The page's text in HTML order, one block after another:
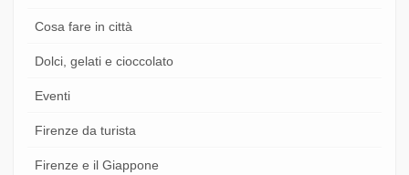
Cosa fare in città
Dolci, gelati e cioccolato
Eventi
Firenze da turista
Firenze e il Giappone